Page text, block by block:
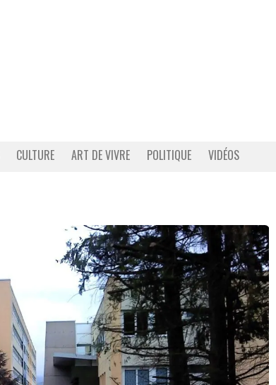
CULTURE ART DE VIVRE POLITIQUE VIDÉOS